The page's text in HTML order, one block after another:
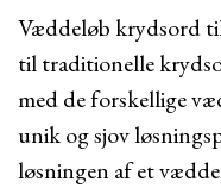
Væddeløb krydsord
til traditionelle
med de forskellige
unik og sjov
løsningen af et